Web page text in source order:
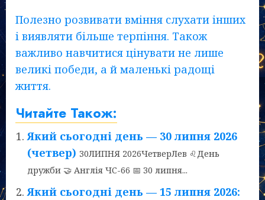
Полезно розвивати вміння слухати інших
і виявляти більше терпіння. Також
важливо навчитися цінувати не лише
великі победи, а й маленькі радощі
життя.
Читайте Також:
Який сьогодні день — 30 липня 2026
(четвер) 30ЛИПНЯ 2026ЧетверЛев ♌День
дружби 🤝 Англія ЧС-66 📅 30 липня...
Який сьогодні день — 15 липня 2026: